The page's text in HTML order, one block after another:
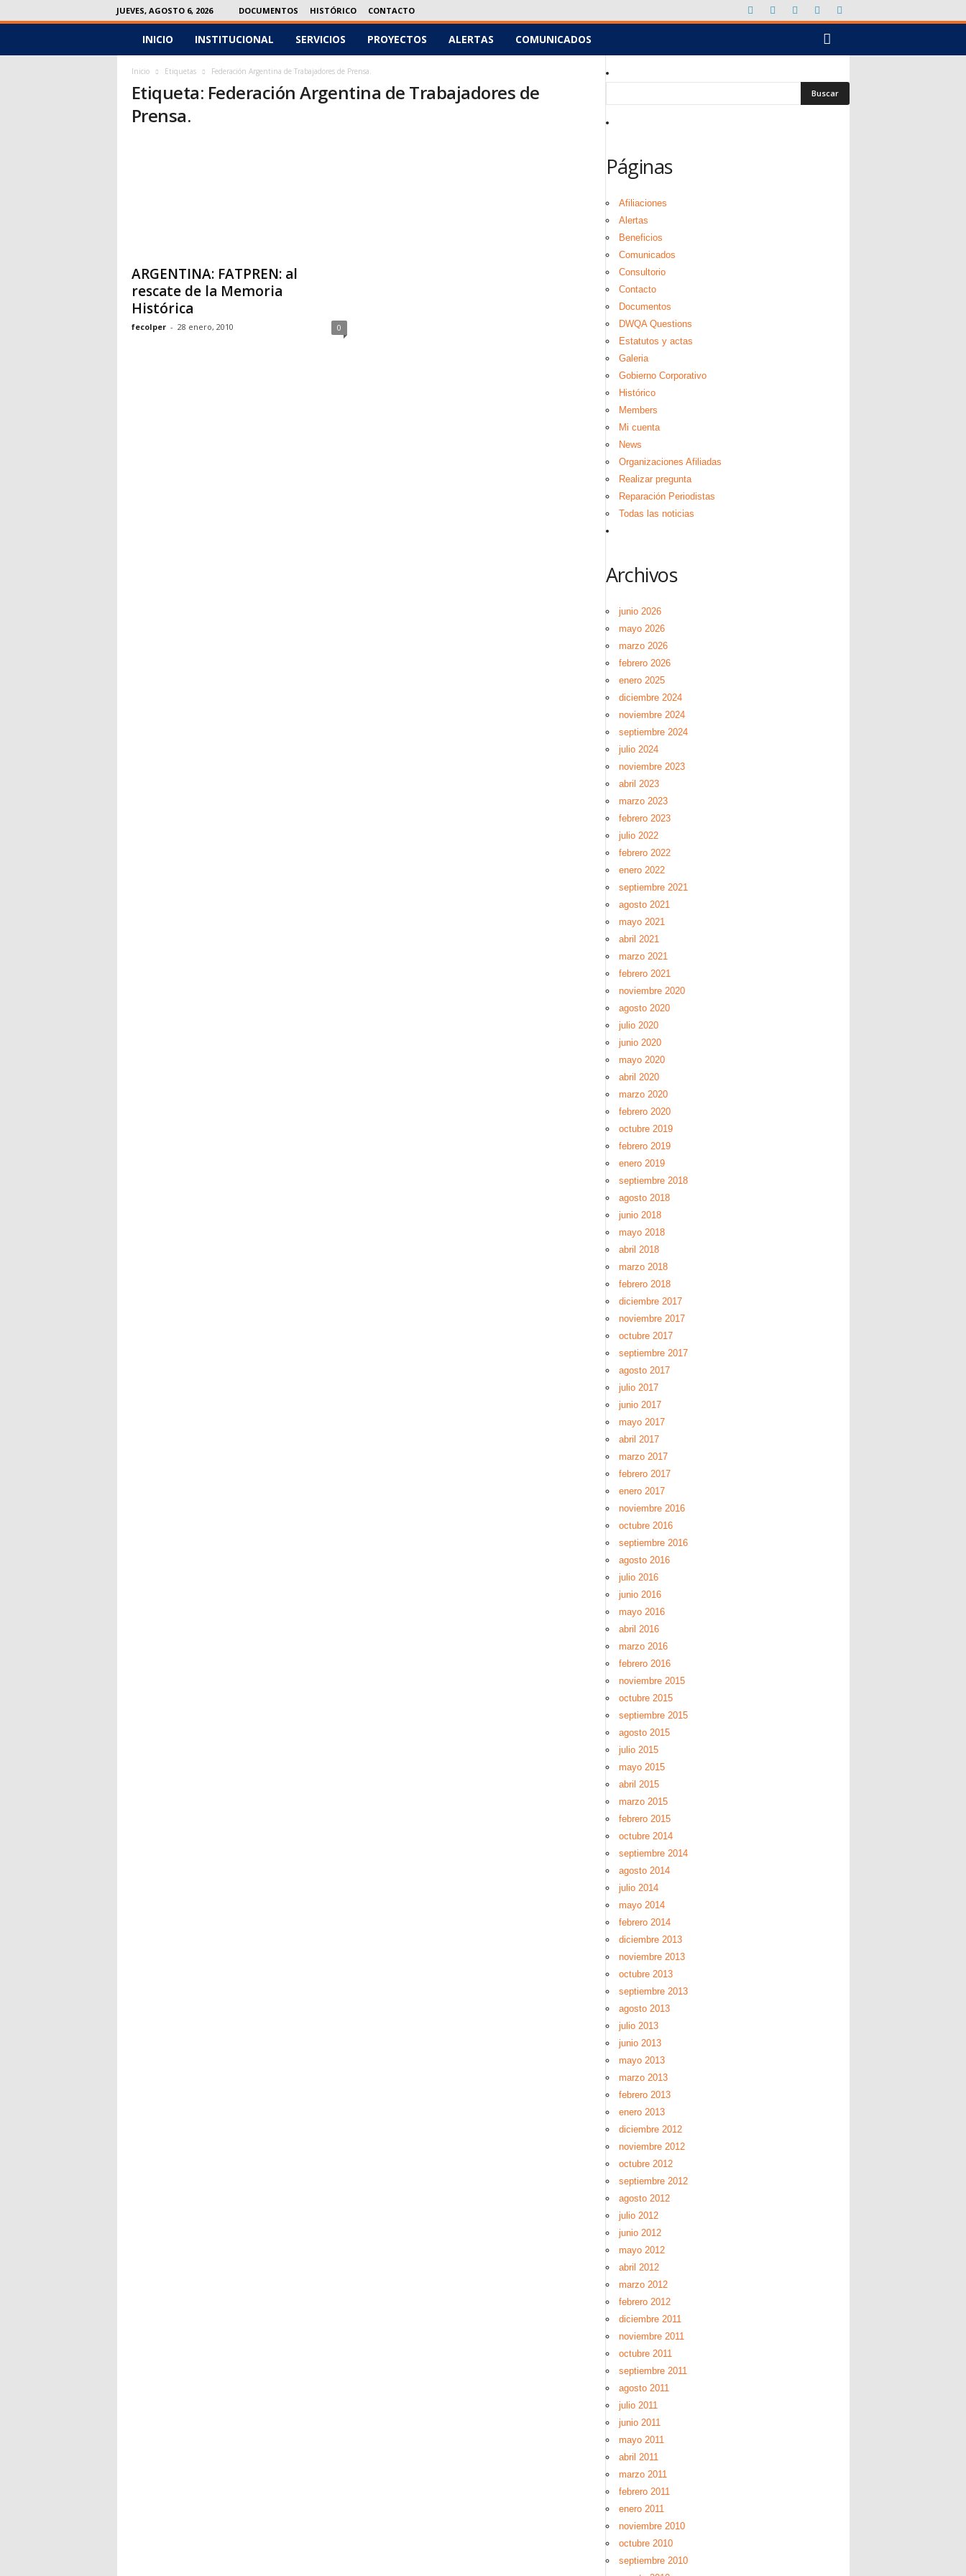
JUEVES, AGOSTO 6, 2026 DOCUMENTOS HISTÓRICO CONTACTO
e
c
INICIO INSTITUCIONAL SERVICIOS PROYECTOS ALERTAS COMUNICADOS
Inicio Etiquetas Federación Argentina de Trabajadores de Prensa.
Etiqueta: Federación Argentina de Trabajadores de
Prensa.
ARGENTINA: FATPREN: al
rescate de la Memoria
Histórica
fecolper - 28 enero, 2010 0
Páginas
Afiliaciones
Alertas
Beneficios
Comunicados
Consultorio
Contacto
Documentos
DWQA Questions
Estatutos y actas
Galeria
Gobierno Corporativo
Histórico
Members
Mi cuenta
News
Organizaciones Afiliadas
Realizar pregunta
Reparación Periodistas
Todas las noticias
Archivos
junio 2026
mayo 2026
marzo 2026
febrero 2026
enero 2025
diciembre 2024
noviembre 2024
septiembre 2024
julio 2024
noviembre 2023
abril 2023
marzo 2023
febrero 2023
julio 2022
febrero 2022
enero 2022
septiembre 2021
agosto 2021
mayo 2021
abril 2021
marzo 2021
febrero 2021
noviembre 2020
agosto 2020
julio 2020
junio 2020
mayo 2020
abril 2020
marzo 2020
febrero 2020
octubre 2019
febrero 2019
enero 2019
septiembre 2018
agosto 2018
junio 2018
mayo 2018
abril 2018
marzo 2018
febrero 2018
diciembre 2017
noviembre 2017
octubre 2017
septiembre 2017
agosto 2017
julio 2017
junio 2017
mayo 2017
abril 2017
marzo 2017
febrero 2017
enero 2017
noviembre 2016
octubre 2016
septiembre 2016
agosto 2016
julio 2016
junio 2016
mayo 2016
abril 2016
marzo 2016
febrero 2016
noviembre 2015
octubre 2015
septiembre 2015
agosto 2015
julio 2015
mayo 2015
abril 2015
marzo 2015
febrero 2015
octubre 2014
septiembre 2014
agosto 2014
julio 2014
mayo 2014
febrero 2014
diciembre 2013
noviembre 2013
octubre 2013
septiembre 2013
agosto 2013
julio 2013
junio 2013
mayo 2013
marzo 2013
febrero 2013
enero 2013
diciembre 2012
noviembre 2012
octubre 2012
septiembre 2012
agosto 2012
julio 2012
junio 2012
mayo 2012
abril 2012
marzo 2012
febrero 2012
diciembre 2011
noviembre 2011
octubre 2011
septiembre 2011
agosto 2011
julio 2011
junio 2011
mayo 2011
abril 2011
marzo 2011
febrero 2011
enero 2011
noviembre 2010
octubre 2010
septiembre 2010